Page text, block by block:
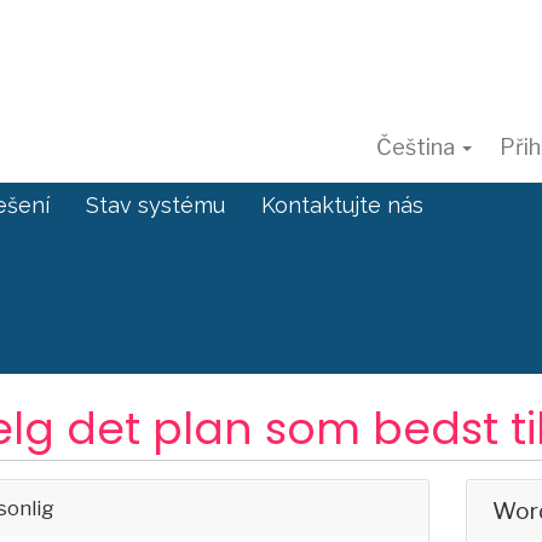
Čeština
Stav systému Kontaktujte nás
det plan som bedst